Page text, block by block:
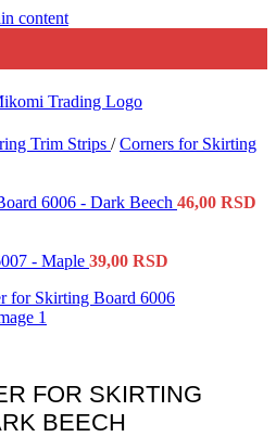
content
Trim Strips / Corners for Skirting
6006 - Dark Beech 46,00 RSD
- Maple 39,00 RSD
FOR SKIRTING
BEECH